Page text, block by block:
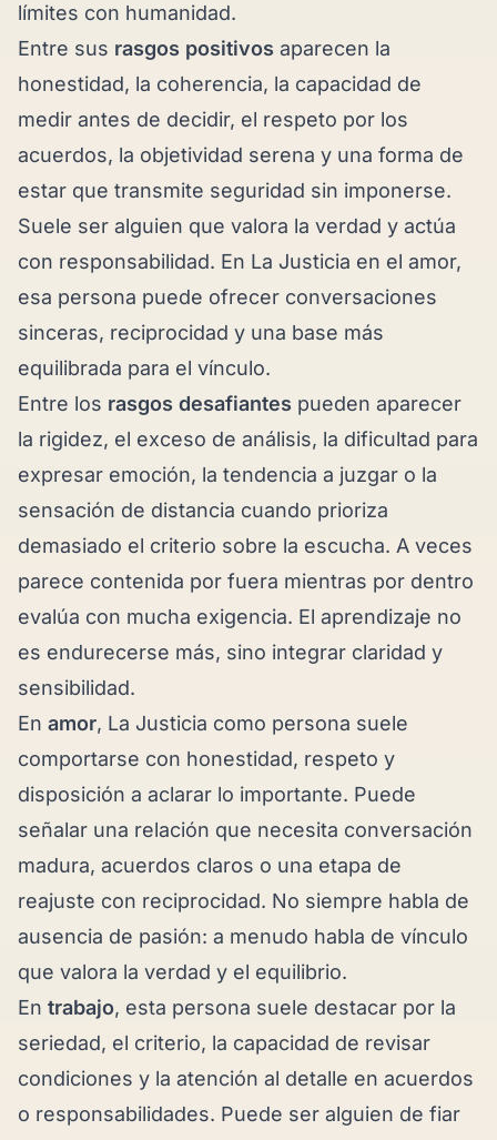
límites con humanidad.
Entre sus rasgos positivos aparecen la
honestidad, la coherencia, la capacidad de
medir antes de decidir, el respeto por los
acuerdos, la objetividad serena y una forma de
estar que transmite seguridad sin imponerse.
Suele ser alguien que valora la verdad y actúa
con responsabilidad. En La Justicia en el amor,
esa persona puede ofrecer conversaciones
sinceras, reciprocidad y una base más
equilibrada para el vínculo.
Entre los rasgos desafiantes pueden aparecer
la rigidez, el exceso de análisis, la dificultad para
expresar emoción, la tendencia a juzgar o la
sensación de distancia cuando prioriza
demasiado el criterio sobre la escucha. A veces
parece contenida por fuera mientras por dentro
evalúa con mucha exigencia. El aprendizaje no
es endurecerse más, sino integrar claridad y
sensibilidad.
En amor, La Justicia como persona suele
comportarse con honestidad, respeto y
disposición a aclarar lo importante. Puede
señalar una relación que necesita conversación
madura, acuerdos claros o una etapa de
reajuste con reciprocidad. No siempre habla de
ausencia de pasión: a menudo habla de vínculo
que valora la verdad y el equilibrio.
En trabajo, esta persona suele destacar por la
seriedad, el criterio, la capacidad de revisar
condiciones y la atención al detalle en acuerdos
o responsabilidades. Puede ser alguien de fiar